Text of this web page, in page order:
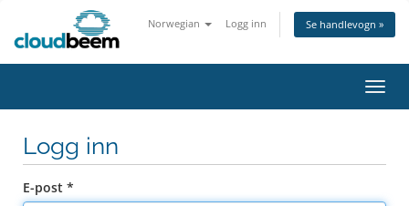
Norwegian Logg inn Se handlevogn »
Bytt
Logg inn
E-post *